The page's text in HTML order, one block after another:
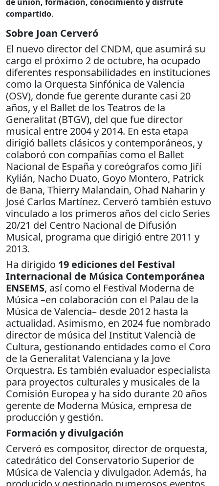
compartido.
Sobre Joan Cerveró
El nuevo director del CNDM, que asumirá su
cargo el próximo 2 de octubre, ha ocupado
diferentes responsabilidades en instituciones
como la Orquesta Sinfónica de Valencia
(OSV), donde fue gerente durante casi 20
años, y el Ballet de los Teatros de la
Generalitat (BTGV), del que fue director
musical entre 2004 y 2014. En esta etapa
dirigió ballets clásicos y contemporáneos, y
colaboró con compañías como el Ballet
Nacional de España y coreógrafos como Jiří
Kylián, Nacho Duato, Goyo Montero, Patrick
de Bana, Thierry Malandain, Ohad Naharin y
José Carlos Martínez. Cerveró también estuvo
vinculado a los primeros años del ciclo Series
20/21 del Centro Nacional de Difusión
Musical, programa que dirigió entre 2011 y
2013.
Ha dirigido 19 ediciones del Festival
Internacional de Música Contemporánea
ENSEMS, así como el Festival Moderna de
Música –en colaboración con el Palau de la
Música de Valencia– desde 2012 hasta la
actualidad. Asimismo, en 2024 fue nombrado
director de música del Institut Valencià de
Cultura, gestionando entidades como el Coro
de la Generalitat Valenciana y la Jove
Orquestra. Es también evaluador especialista
para proyectos culturales y musicales de la
Comisión Europea y ha sido durante 20 años
gerente de Moderna Música, empresa de
producción y gestión.
Formación y divulgación
Cerveró es compositor, director de orquesta,
catedrático del Conservatorio Superior de
Música de Valencia y divulgador. Además, ha